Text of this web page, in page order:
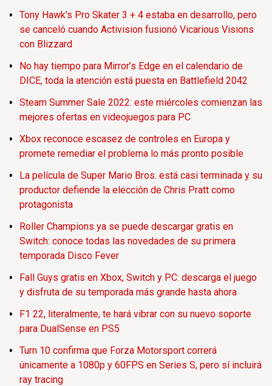
Tony Hawk's Pro Skater 3 + 4 estaba en desarrollo, pero
se canceló cuando Activision fusionó Vicarious Visions
con Blizzard
No hay tiempo para Mirror’s Edge en el calendario de
DICE, toda la atención está puesta en Battlefield 2042
Steam Summer Sale 2022: este miércoles comienzan las
mejores ofertas en videojuegos para PC
Xbox reconoce escasez de controles en Europa y
promete remediar el problema lo más pronto posible
La película de Super Mario Bros. está casi terminada y su
productor defiende la elección de Chris Pratt como
protagonista
Roller Champions ya se puede descargar gratis en
Switch: conoce todas las novedades de su primera
temporada Disco Fever
Fall Guys gratis en Xbox, Switch y PC: descarga el juego
y disfruta de su temporada más grande hasta ahora
F1 22, literalmente, te hará vibrar con su nuevo soporte
para DualSense en PS5
Turn 10 confirma que Forza Motorsport correrá
únicamente a 1080p y 60FPS en Series S, pero sí incluirá
ray tracing